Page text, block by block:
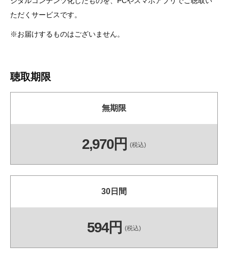
ただくサービスです。
※お届けするものはございません。
聴取期限
無期限
2,970円 (税込)
30日間
594円 (税込)